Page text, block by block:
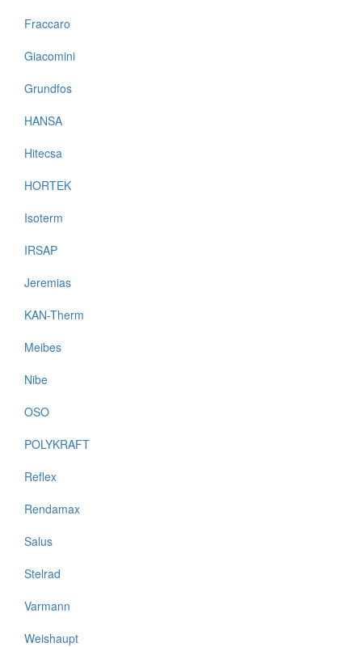
Fraccaro
Giacomini
Grundfos
HANSA
Hitecsa
HORTEK
Isoterm
IRSAP
Jeremias
KAN-Therm
Meibes
Nibe
OSO
POLYKRAFT
Reflex
Rendamax
Salus
Stelrad
Varmann
Weishaupt